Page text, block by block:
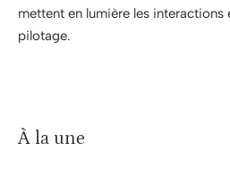
mettent en lumière les interactions
pilotage.
À la une